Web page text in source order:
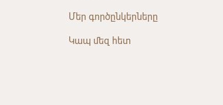
Մեր գործընկերները
Կապ մեզ հետ